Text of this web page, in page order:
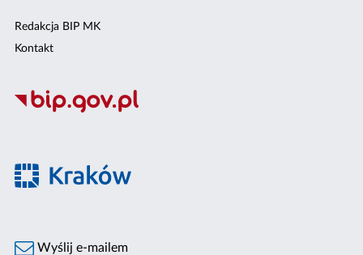
Redakcja BIP MK
Kontakt
Wyślij e-mailem